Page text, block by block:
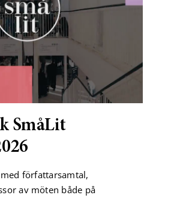
SmåLit
författarsamtal,
av möten både på